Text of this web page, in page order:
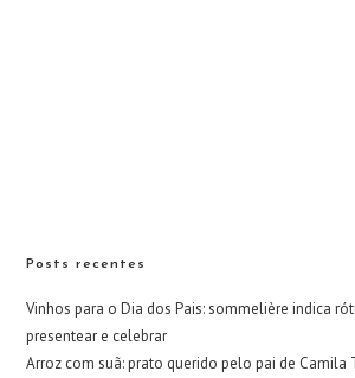
Posts recentes
Vinhos para o Dia dos Pais: sommelière indica
presentear e celebrar
Arroz com suã: prato querido pelo pai de Camila